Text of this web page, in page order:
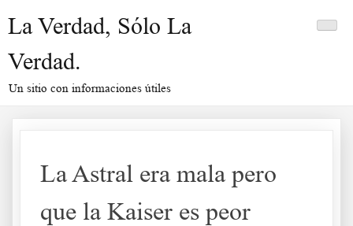
La Verdad, Sólo La
Verdad.
Un sitio con informaciones útiles
La Astral era mala pero
que la Kaiser es peor